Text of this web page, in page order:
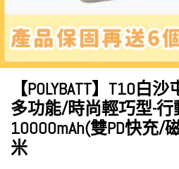
【POLYBATT】T10白
多功能/時尚輕巧型-行
10000mAh(雙PD快充/
米